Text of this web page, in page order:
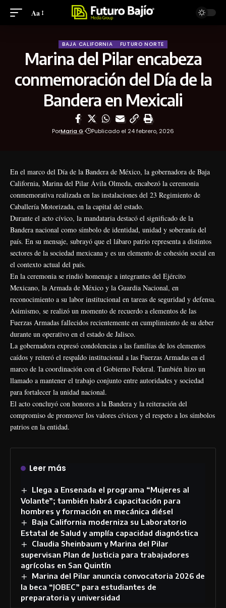
Aa
BAJA CALIFORNIA FUTURO NORTE
Marina del Pilar encabeza
conmemoración del Día de la
Bandera en Mexicali
PorMaria G Publicado el 24 febrero, 2026
En el marco del Día de la Bandera de México, la gobernadora de Baja
California, Marina del Pilar Ávila Olmeda, encabezó la ceremonia
conmemorativa realizada en las instalaciones del 23 Regimiento de
Caballería Motorizada, en la capital del estado.
Durante el acto cívico, la mandataria destacó el significado de la
Bandera nacional como símbolo de identidad, unidad y soberanía del
país. En su mensaje, subrayó que el lábaro patrio representa a distintos
sectores de la sociedad mexicana y es un elemento de cohesión social en
el contexto actual del país.
En la ceremonia se rindió homenaje a integrantes del Ejército
Mexicano, la Armada de México y la Guardia Nacional, en
reconocimiento a su labor institucional en tareas de seguridad y defensa.
Asimismo, se realizó un momento de recuerdo a elementos de las
Fuerzas Armadas fallecidos recientemente en cumplimiento de su deber
durante un operativo en el estado de Jalisco.
La gobernadora expresó condolencias a las familias de los elementos
caídos y reiteró el respaldo institucional a las Fuerzas Armadas en el
marco de la coordinación con el Gobierno Federal. También hizo un
llamado a mantener el trabajo conjunto entre autoridades y sociedad
para fortalecer la unidad nacional.
El acto concluyó con honores a la Bandera y la reiteración del
compromiso de promover los valores cívicos y el respeto a los símbolos
patrios en la entidad.
Leer más
Llega a Ensenada el programa “Mujeres al
Volante”; también habrá capacitación para
hombres y formación en mecánica diésel
Baja California moderniza su Laboratorio
Estatal de Salud y amplía capacidad diagnóstica
Claudia Sheinbaum y Marina del Pilar
supervisan Plan de Justicia para trabajadores
agrícolas en San Quintín
Marina del Pilar anuncia convocatoria 2026 de
la beca “JOBEC” para estudiantes de
preparatoria y universidad